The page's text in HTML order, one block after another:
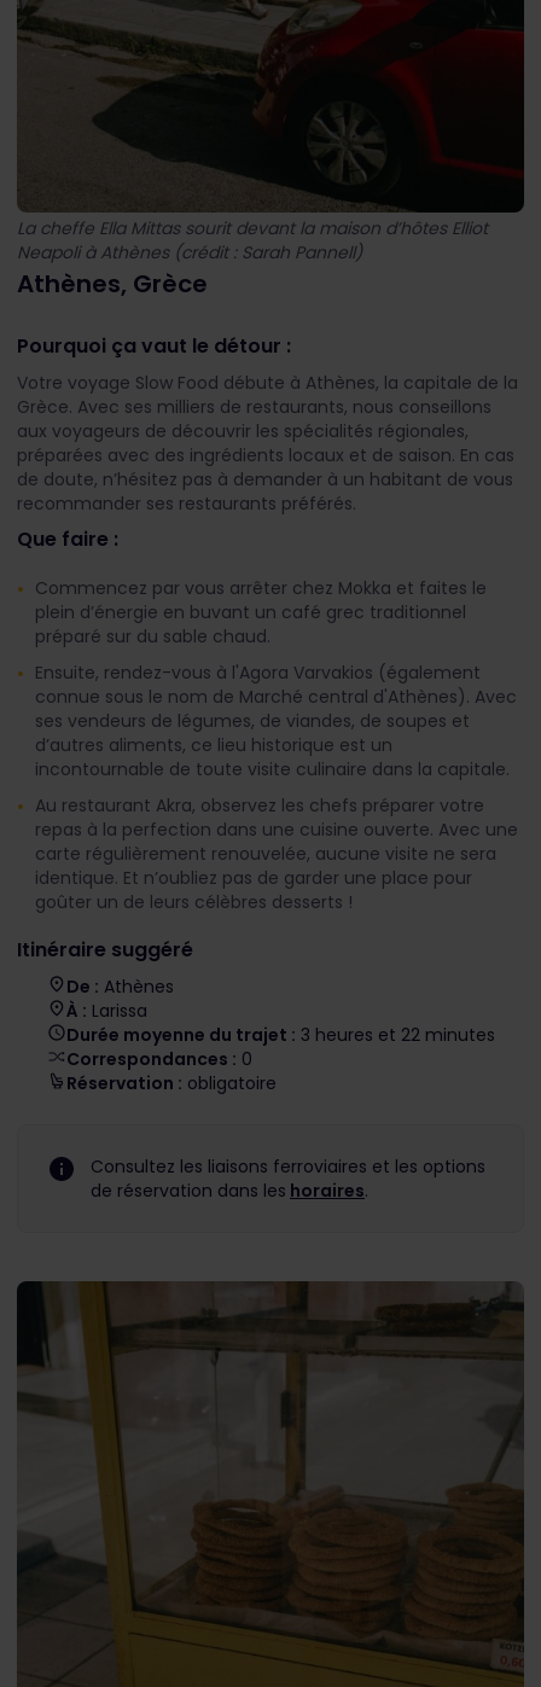
La cheffe Ella Mittas sourit devant la maison d’hôtes Elliot
Neapoli à Athènes (crédit : Sarah Pannell)
Athènes, Grèce
Pourquoi ça vaut le détour :
Votre voyage Slow Food débute à Athènes, la capitale de la
Grèce. Avec ses milliers de restaurants, nous conseillons
aux voyageurs de découvrir les spécialités régionales,
préparées avec des ingrédients locaux et de saison. En cas
de doute, n’hésitez pas à demander à un habitant de vous
recommander ses restaurants préférés.
Que faire :
Commencez par vous arrêter chez Mokka et faites le
plein d’énergie en buvant un café grec traditionnel
préparé sur du sable chaud.
Ensuite, rendez-vous à l'Agora Varvakios (également
connue sous le nom de Marché central d'Athènes). Avec
ses vendeurs de légumes, de viandes, de soupes et
d’autres aliments, ce lieu historique est un
incontournable de toute visite culinaire dans la capitale.
Au restaurant Akra, observez les chefs préparer votre
repas à la perfection dans une cuisine ouverte. Avec une
carte régulièrement renouvelée, aucune visite ne sera
identique. Et n’oubliez pas de garder une place pour
goûter un de leurs célèbres desserts !
Itinéraire suggéré
De : Athènes
À : Larissa
Durée moyenne du trajet : 3 heures et 22 minutes
Correspondances : 0
Réservation : obligatoire
Consultez les liaisons ferroviaires et les options
de réservation dans les horaires.